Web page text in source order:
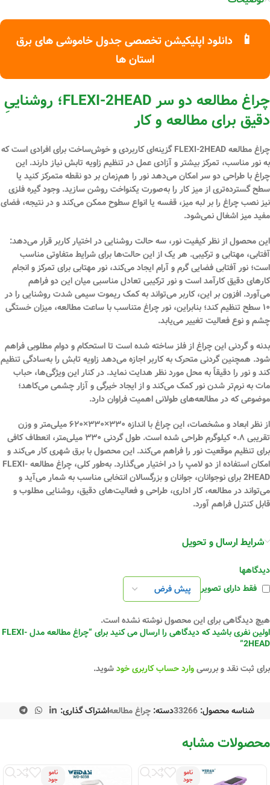
📱
دانلود اپلیکیشن تخصصی جدول خاموشی های برق
استان ها
چراغ مطالعه دو سر FLEXI-2HEAD؛ روشناییِ
دقیق برای مطالعه و کار
چراغ مطالعهFLEXI-2HEADگزینه‌ای کاربردی و خوش‌ساخت برای افرادی است که
به نور مناسب، تمرکز بیشتر و آزادی عمل در تنظیم زاویه تابش نیاز دارند. این
چراغ با طراحیدو سرامکان می‌دهد نور را هم‌زمان بر دو نقطه متمرکز کنید یا
سطح گسترده‌تری از میز کار را به‌صورت یکنواخت روشن سازید. وجودگیره فلزی
نیز نصب چراغ را بر لبه میز، قفسه یا انواع سطوح ممکن می‌کند و در نتیجه، فضای
مفید میز اشغال نمی‌شود.
این محصول از نظر کیفیت نور، سه حالت روشناییدر اختیار کاربر قرار می‌دهد:
آفتابی، مهتابی و ترکیبی. هر یک از این حالت‌ها برای شرایط متفاوتی مناسب
است؛ نور آفتابی فضایی گرم و آرام ایجاد می‌کند، نور مهتابی برای تمرکز و انجام
کارهای دقیق کارآمد است و نور ترکیبی تعادل مناسبی میان این دو فراهم
می‌آورد. افزون بر این، کاربر می‌تواند به کمکریموت سیمیشدت روشنایی را در
۱۰ سطح
تنظیم کند؛ بنابراین، نور چراغ متناسب با ساعت مطالعه، میزان خستگی
چشم و نوع فعالیت تغییر می‌یابد.
بدنه و گردنی این چراغ ازفلزساخته شده است تا استحکام و دوام مطلوبی فراهم
شود. همچنینگردنی متحرکبه کاربر اجازه می‌دهد زاویه تابش را به‌سادگی تنظیم
کند و نور را دقیقاً به محل مورد نظر هدایت نماید. در کنار این ویژگی‌ها، حباب
ماتبه نرم‌تر شدن نور کمک می‌کند و از ایجاد خیرگی و آزار چشمی می‌کاهد؛
موضوعی که در مطالعه‌های طولانی اهمیت فراوان دارد.
از نظر ابعاد و مشخصات، این چراغ با اندازه ۳۳۰×۳۳۰×۶۲۰ میلی‌متر
و وزن
تقریبی۰.۸ کیلوگرم طراحی شده است. طول گردنی ۳۳۰ میلی‌متر
، انعطاف کافی
برای تنظیم موقعیت نور را فراهم می‌کند. این محصول بابرق شهریکار می‌کند و
امکان استفاده ازدو لامپ
را در اختیار می‌گذارد. به‌طور کلی، چراغ مطالعه FLEXI-
2HEAD برای
نوجوانان، جوانان و بزرگسالانانتخابی مناسب به شمار می‌آید و
می‌تواند در مطالعه، کار اداری، طراحی و فعالیت‌های دقیق، روشنایی مطلوب و
قابل کنترل فراهم آورد.
شرایط ارسال و تحویل
دیدگاهها
فقط دارای تصویر
هیچ دیدگاهی برای این محصول نوشته نشده است.
اولین نفری باشید که دیدگاهی را ارسال می کنید برای “چراغ مطالعه مدل FLEXI-
2HEAD”
برای ثبت نقد و بررسیوارد حساب کاربری خودشوید.
شناسه محصول: 33266دسته: چراغ مطالعهاشتراک گذاری:
محصولات مشابه
نامو
جود
نامو
جود